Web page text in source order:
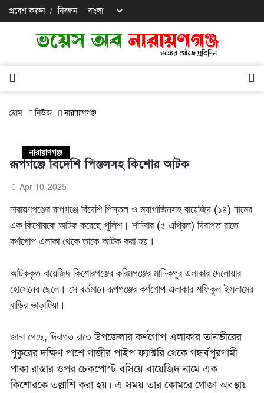
প্রবেশ করুন / নিবন্ধন
হোম নিউজ নারায়াণগঞ্জ
নারায়াণগঞ্জ
রূপগঞ্জে বিদেশি পিস্তলসহ কিশোর আটক
Apr 10, 2025
নারায়ণগঞ্জের রূপগঞ্জে বিদেশি পিস্তল ও ম্যাগাজিনসহ বায়েজিদ (১৪) নামের
এক কিশোরকে আটক করেছে পুলিশ। শনিবার (৫ এপ্রিল) দিবাগত রাতে
কর্ণগোপ এলাকা থেকে তাকে আটক করা হয়।
আটককৃত বায়েজিদ কিশোরগঞ্জের করিমগঞ্জের মানিকপুর এলাকার দেলোয়ার
হোসেনের ছেলে। সে বর্তমানে রূপগঞ্জের কর্ণগোপ এলাকার শফিকুল ইসলামের
বাড়ির ভাড়াটিয়া।
জানা গেছে, দিবাগত রাতেউপজেলার কর্ণগোপ এলাকার তানভীরের
পুকুরের দক্ষিণ পাশে গাজীর পাইপ ফ্যাক্টরি থেকে গন্ধর্বপুরগামী
পাকা রাস্তার ওপর চেকপোস্ট বসিয়ে বায়েজিদ নামে এক
কিশোরকে তল্লাশি করা হয়। এ সময় তার কোমরে গোজা অবস্থায়